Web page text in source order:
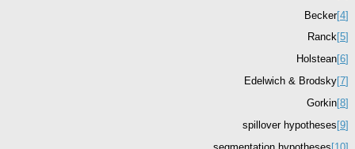
[4]
Becker
[5]
Ranck
[6]
Holstean
[7]
Edelwich & Brodsky
[8]
Gorkin
[9]
spillover hypotheses